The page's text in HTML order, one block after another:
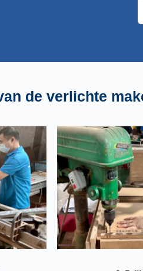
de verlichte